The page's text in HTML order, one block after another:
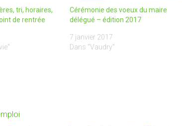
tri, horaires,
de rentrée
Cérémonie des voeux du maire
délégué – édition 2017
7 janvier 2017
Dans "Vaudry"